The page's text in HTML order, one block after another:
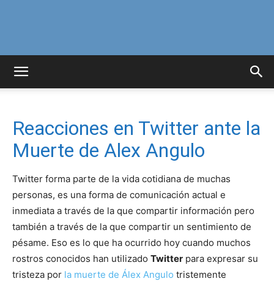
Curiosidades
Reacciones en Twitter ante la
Muerte de Alex Angulo
Twitter forma parte de la vida cotidiana de muchas
personas, es una forma de comunicación actual e
inmediata a través de la que compartir información pero
también a través de la que compartir un sentimiento de
pésame. Eso es lo que ha ocurrido hoy cuando muchos
rostros conocidos han utilizado Twitter para expresar su
tristeza por la muerte de Álex Angulo tristemente